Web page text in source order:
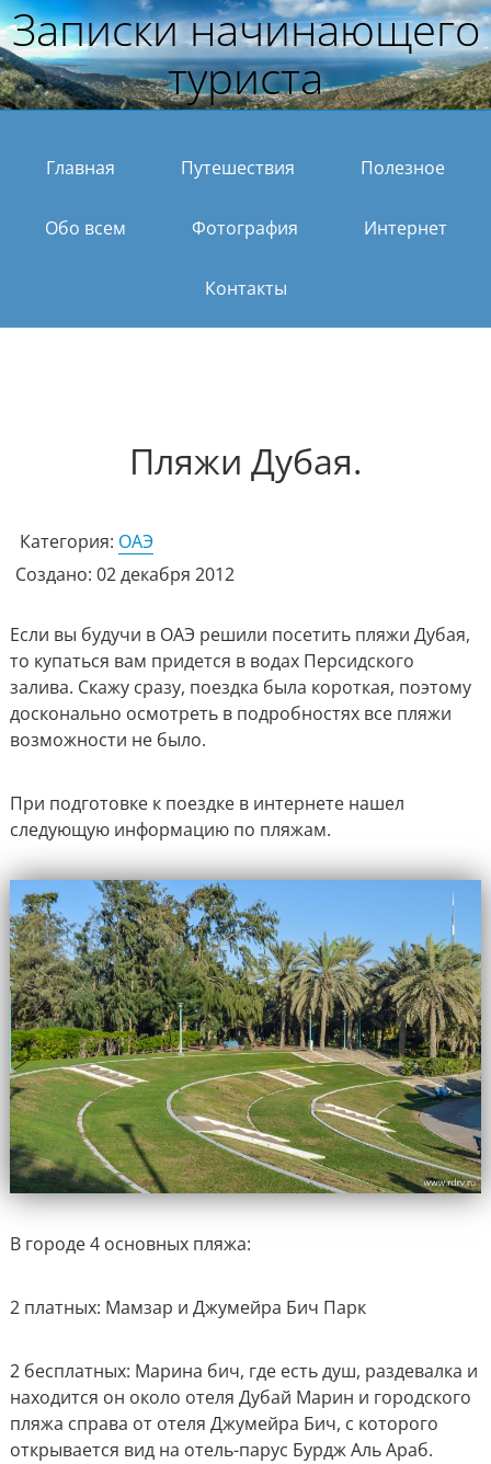
Записки начинающего
туриста
Главная Путешествия Полезное
Обо всем Фотография Интернет
Контакты
Пляжи Дубая.
Категория: ОАЭ
Создано: 02 декабря 2012
Если вы будучи в ОАЭ решили посетить пляжи Дубая,
то купаться вам придется в водах Персидского
залива. Скажу сразу, поездка была короткая, поэтому
досконально осмотреть в подробностях все пляжи
возможности не было.
При подготовке к поездке в интернете нашел
следующую информацию по пляжам.
В городе 4 основных пляжа:
2 платных: Мамзар и Джумейра Бич Парк
2 бесплатных: Марина бич, где есть душ, раздевалка и
находится он около отеля Дубай Марин и городского
пляжа справа от отеля Джумейра Бич, с которого
открывается вид на отель-парус Бурдж Аль Араб.